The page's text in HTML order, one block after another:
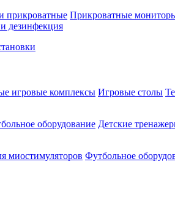
прикроватные Прикроватные
дезинфекция
игровые комплексы Игровые столы
оборудование Детские
миостимуляторов Футбольное